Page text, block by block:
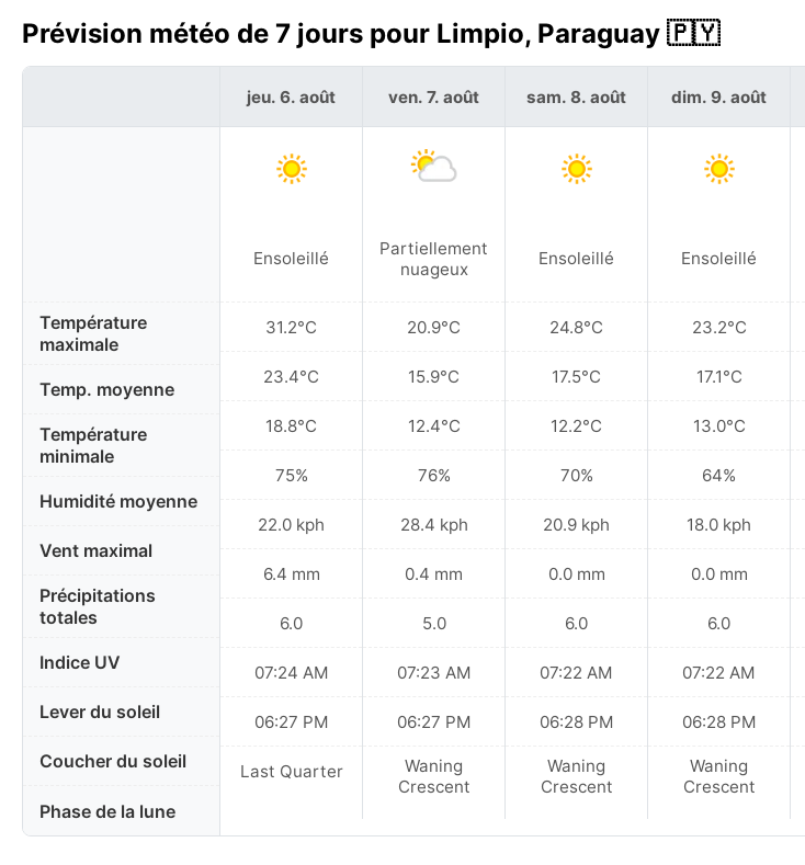
Prévision météo de 7 jours pour Limpio, Paraguay 🇵🇾
Température
maximale
Temp. moyenne
Température
minimale
Humidité moyenne
Vent maximal
Précipitations
totales
Indice UV
Lever du soleil
Coucher du soleil
Phase de la lune
jeu. 6. août
Ensoleillé
31.2°C
23.4°C
18.8°C
75%
22.0 kph
6.4 mm
6.0
07:24 AM
06:27 PM
Last Quarter
ven. 7. août
Partiellement
nuageux
20.9°C
15.9°C
12.4°C
76%
28.4 kph
0.4 mm
5.0
07:23 AM
06:27 PM
Waning
Crescent
sam. 8. août
Ensoleillé
24.8°C
17.5°C
12.2°C
70%
20.9 kph
0.0 mm
6.0
07:22 AM
06:28 PM
Waning
Crescent
dim. 9. août
Ensoleillé
23.2°C
17.1°C
13.0°C
64%
18.0 kph
0.0 mm
6.0
07:22 AM
06:28 PM
Waning
Crescent